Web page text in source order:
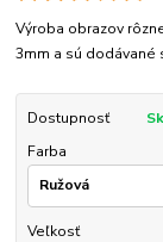
Výroba obrazov
3mm a sú dodávané
Dostupnosť
Farba
Veľkosť